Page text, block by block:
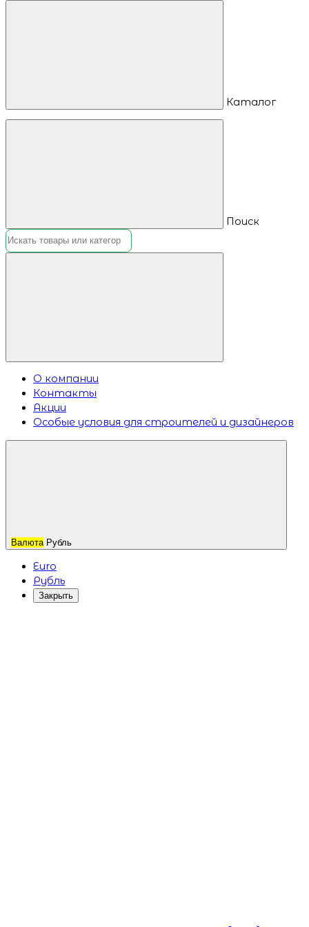
Каталог
Поиск
О компании
Контакты
Акции
Особые условия для строителей и дизайнеров
Валюта Рубль
Euro
Рубль
Закрыть